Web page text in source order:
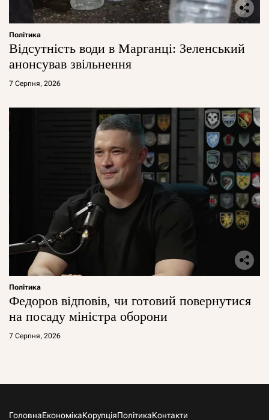
Політика
Відсутність води в Марганці: Зеленський
анонсував звільнення
7 Серпня, 2026
Політика
Федоров відповів, чи готовий повернутися
на посаду міністра оборони
7 Серпня, 2026
ГоловнаЕкономікаКорупціяПолітикаКонтакти